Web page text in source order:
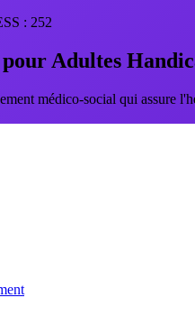
: 252
Adultes
médico-social qui assure